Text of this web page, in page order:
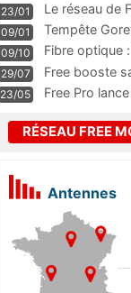
23/01
Le réseau de
m
09/01
Tempête
09/10
Fibre optique
pass
29/07
Free booste
23/05 Free Pro
RÉSEAU FREE
Antennes